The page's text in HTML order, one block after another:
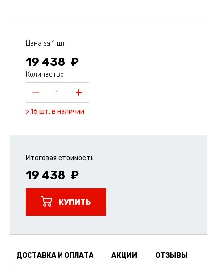
Цена за 1 шт.
19 438
Количество
1
> 16 шт. в наличии
Итоговая стоимость
19 438
КУПИТЬ
ДОСТАВКА И ОПЛАТА АКЦИИ ОТЗЫВЫ